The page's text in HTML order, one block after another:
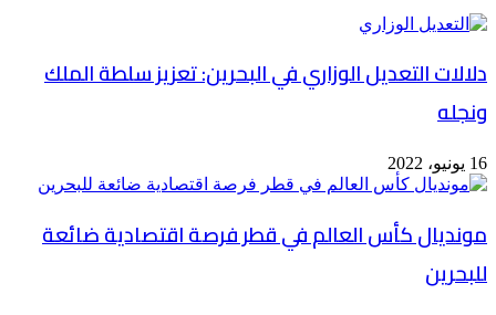
دلالات التعديل الوزاري في البحرين: تعزيز سلطة الملك
ونجله
16 يونيو، 2022
مونديال كأس العالم في قطر فرصة اقتصادية ضائعة
للبحرين